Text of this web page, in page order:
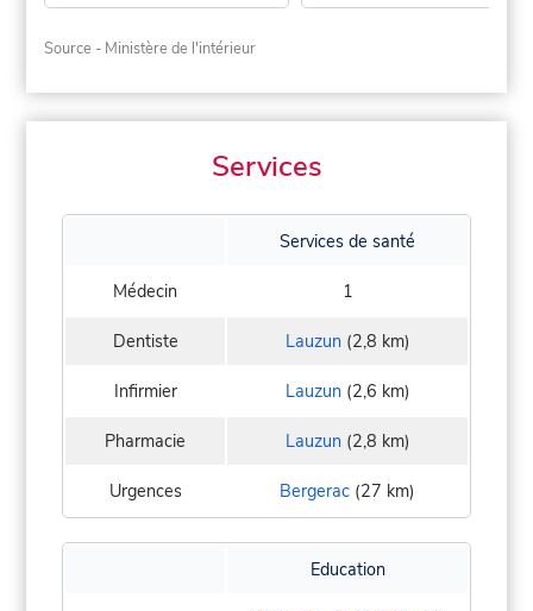
Source - Ministère de l'intérieur
Services
Services de santé
Médecin 1
Dentiste Lauzun(2,8 km)
Infirmier Lauzun(2,6 km)
Pharmacie Lauzun(2,8 km)
Urgences Bergerac (27 km)
Education